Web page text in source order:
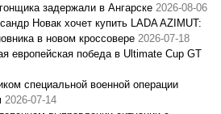
задержали в Ангарске 2026-08-06
Новак хочет купить LADA AZIMUT:
в новом кроссовере 2026-07-18
европейская победа в Ultimate Cup GT
специальной военной операции
2026-07-14